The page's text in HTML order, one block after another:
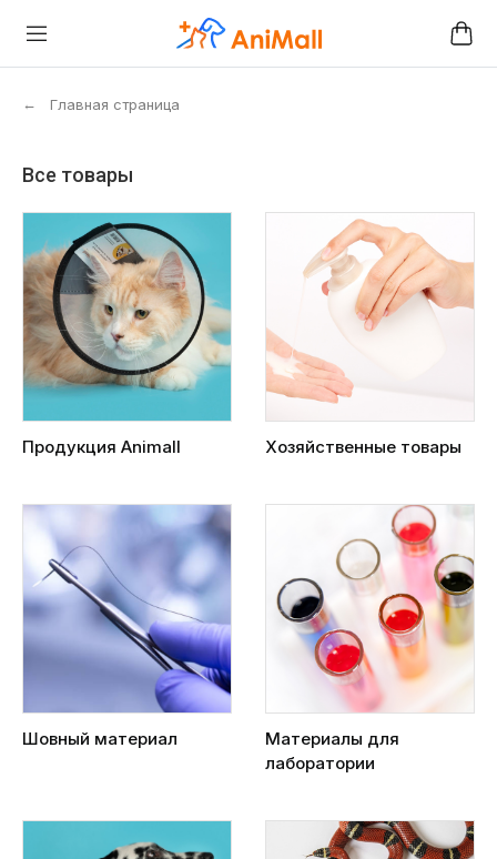
← Главная страница
Все товары
Продукция Animall Хозяйственные товары
Шовный материал
Материалы для
лаборатории